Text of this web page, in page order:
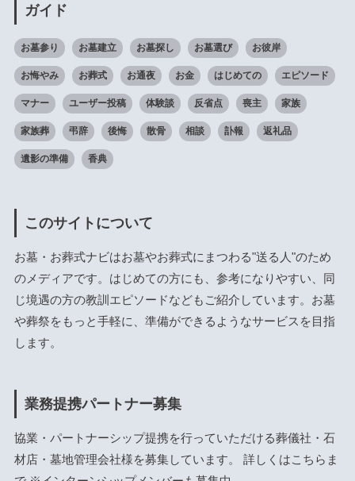
ガイド
お墓参り お墓建立 お墓探し お墓選び お彼岸
お悔やみ お葬式 お通夜 お金 はじめての エピソード
マナー ユーザー投稿 体験談 反省点 喪主 家族
家族葬 弔辞 後悔 散骨 相談 訃報 返礼品
遺影の準備 香典
このサイトについて
お墓・お葬式ナビはお墓やお葬式にまつわる"送る人"のため
のメディアです。はじめての方にも、参考になりやすい、同
じ境遇の方の教訓エピソードなどもご紹介しています。お墓
や葬祭をもっと手軽に、準備ができるようなサービスを目指
します。
業務提携パートナー募集
協業・パートナーシップ提携を行っていただける葬儀社・石
材店・墓地管理会社様を募集しています。 詳しくはこちら ま